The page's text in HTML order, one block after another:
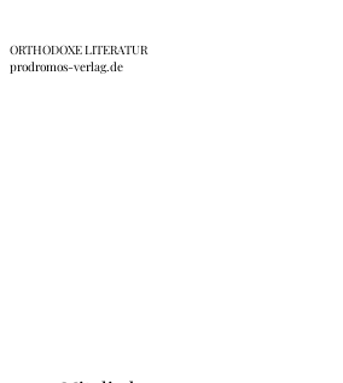
ORTHODOXE LITERATUR
prodromos-verlag.de